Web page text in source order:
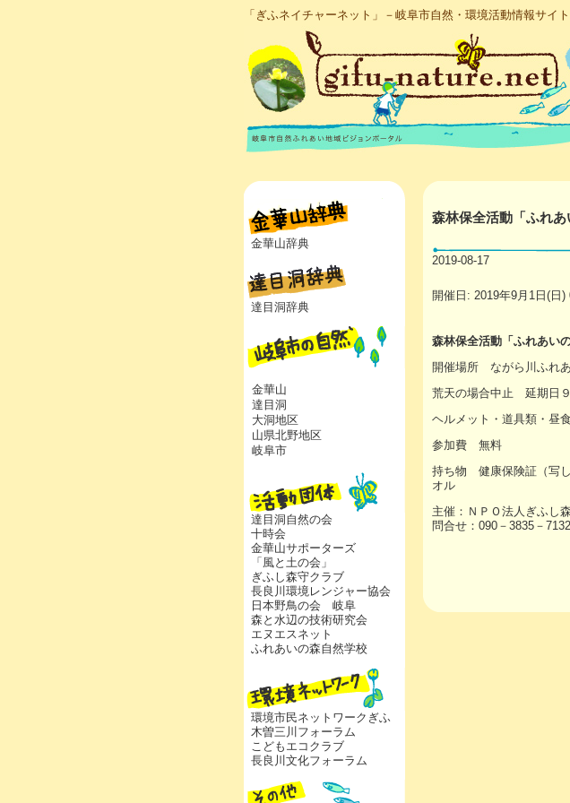
「ぎふネイチャーネット」－岐阜市自然・環境活動情報サイト
金華山辞典
達目洞辞典
金華山
達目洞
大洞地区
山県北野地区
岐阜市
達目洞自然の会
十時会
金華山サポーターズ
「風と土の会」
ぎふし森守クラブ
長良川環境レンジャー協会
日本野鳥の会 岐阜
森と水辺の技術研究会
エヌエスネット
ふれあいの森自然学校
環境市民ネットワークぎふ
木曽三川フォーラム
こどもエコクラブ
長良川文化フォーラム
森林保全活動「ふれ
2019-08-17
開催日: 2019年9月1日(日)
森林保全活動「ふれあい
開催場所 ながら川ふれ
荒天の場合中止 延期日
ヘルメット・道具類・昼
参加費 無料
持ち物 健康保険証（写
オル
主催：ＮＰＯ法人ぎふし
問合せ：090－3835－7132